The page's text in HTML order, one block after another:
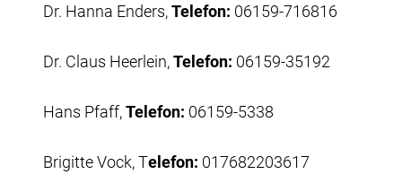
Dr. Hanna Enders,Telefon: 06159-716816
Dr. Claus Heerlein,Telefon: 06159-35192
Hans Pfaff,Telefon: 06159-5338
Brigitte Vock, Telefon: 017682203617